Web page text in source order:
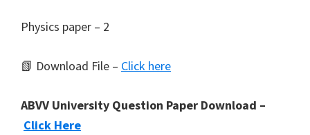
Physics paper – 2
📗 Download File – Click here
ABVV University Question Paper Download –
Click Here